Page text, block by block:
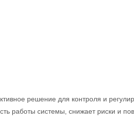
решение для контроля и
работы системы, снижает риски и